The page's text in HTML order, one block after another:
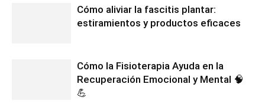
Cómo aliviar la fascitis plantar:
estiramientos y productos eficaces
Cómo la Fisioterapia Ayuda en la
Recuperación Emocional y Mental 🧠
💪